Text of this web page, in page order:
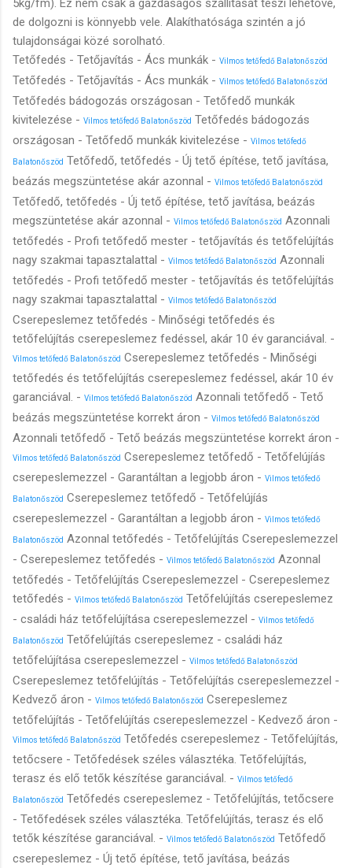
de dolgozni is könnyebb vele. Alakíthatósága szintén a jó
tulajdonságai közé sorolható.
Tetőfedés - Tetőjavítás - Ács munkák - Vilmos tetőfedő Balatonőszöd
Tetőfedés - Tetőjavítás - Ács munkák - Vilmos tetőfedő Balatonőszöd
Tetőfedés bádogozás országosan - Tetőfedő munkák
kivitelezése - Vilmos tetőfedő Balatonőszöd Tetőfedés bádogozás
országosan - Tetőfedő munkák kivitelezése - Vilmos tetőfedő
Balatonőszöd Tetőfedő, tetőfedés - Új tető építése, tető javítása,
beázás megszüntetése akár azonnal - Vilmos tetőfedő Balatonőszöd
Tetőfedő, tetőfedés - Új tető építése, tető javítása, beázás
megszüntetése akár azonnal - Vilmos tetőfedő Balatonőszöd Azonnali
tetőfedés - Profi tetőfedő mester - tetőjavítás és tetőfelújítás
nagy szakmai tapasztalattal - Vilmos tetőfedő Balatonőszöd Azonnali
tetőfedés - Profi tetőfedő mester - tetőjavítás és tetőfelújítás
nagy szakmai tapasztalattal - Vilmos tetőfedő Balatonőszöd
Cserepeslemez tetőfedés - Minőségi tetőfedés és
tetőfelújítás cserepeslemez fedéssel, akár 10 év garanciával. -
Vilmos tetőfedő Balatonőszöd Cserepeslemez tetőfedés - Minőségi
tetőfedés és tetőfelújítás cserepeslemez fedéssel, akár 10 év
garanciával. - Vilmos tetőfedő Balatonőszöd Azonnali tetőfedő - Tető
beázás megszüntetése korrekt áron - Vilmos tetőfedő Balatonőszöd
Azonnali tetőfedő - Tető beázás megszüntetése korrekt áron -
Vilmos tetőfedő Balatonőszöd Cserepeslemez tetőfedő - Tetőfelújíás
cserepeslemezzel - Garantáltan a legjobb áron - Vilmos tetőfedő
Balatonőszöd Cserepeslemez tetőfedő - Tetőfelújíás
cserepeslemezzel - Garantáltan a legjobb áron - Vilmos tetőfedő
Balatonőszöd Azonnal tetőfedés - Tetőfelújítás Cserepeslemezzel
- Cserepeslemez tetőfedés - Vilmos tetőfedő Balatonőszöd Azonnal
tetőfedés - Tetőfelújítás Cserepeslemezzel - Cserepeslemez
tetőfedés - Vilmos tetőfedő Balatonőszöd Tetőfelújítás cserepeslemez
- családi ház tetőfelújítása cserepeslemezzel - Vilmos tetőfedő
Balatonőszöd Tetőfelújítás cserepeslemez - családi ház
tetőfelújítása cserepeslemezzel - Vilmos tetőfedő Balatonőszöd
Cserepeslemez tetőfelújítás - Tetőfelújítás cserepeslemezzel -
Kedvező áron - Vilmos tetőfedő Balatonőszöd Cserepeslemez
tetőfelújítás - Tetőfelújítás cserepeslemezzel - Kedvező áron -
Vilmos tetőfedő Balatonőszöd Tetőfedés cserepeslemez - Tetőfelújítás,
tetőcsere - Tetőfedések széles választéka. Tetőfelújítás,
terasz és elő tetők készítése garanciával. - Vilmos tetőfedő
Balatonőszöd Tetőfedés cserepeslemez - Tetőfelújítás, tetőcsere
- Tetőfedések széles választéka. Tetőfelújítás, terasz és elő
tetők készítése garanciával. - Vilmos tetőfedő Balatonőszöd Tetőfedő
cserepeslemez - Új tető építése, tető javítása, beázás